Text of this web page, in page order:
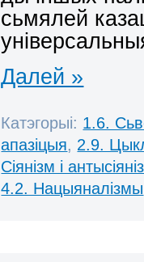
сьмялей
Далей »
Катэгорыі: 1.6.
апазіцыя, 2.9.
Сіянізм і
4.2. Нацыяналізмы